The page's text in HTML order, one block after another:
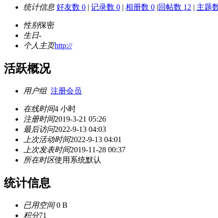
统计信息 好友数 0 | 记录数 0 | 相册数 0 |回帖数 12 | 主题
性别保密
生日-
个人主页http://
活跃概况
用户组 注册会员
在线时间4 小时
注册时间2019-3-21 05:26
最后访问2022-9-13 04:03
上次活动时间2022-9-13 04:01
上次发表时间2019-11-28 00:37
所在时区使用系统默认
统计信息
已用空间0 B
积分71